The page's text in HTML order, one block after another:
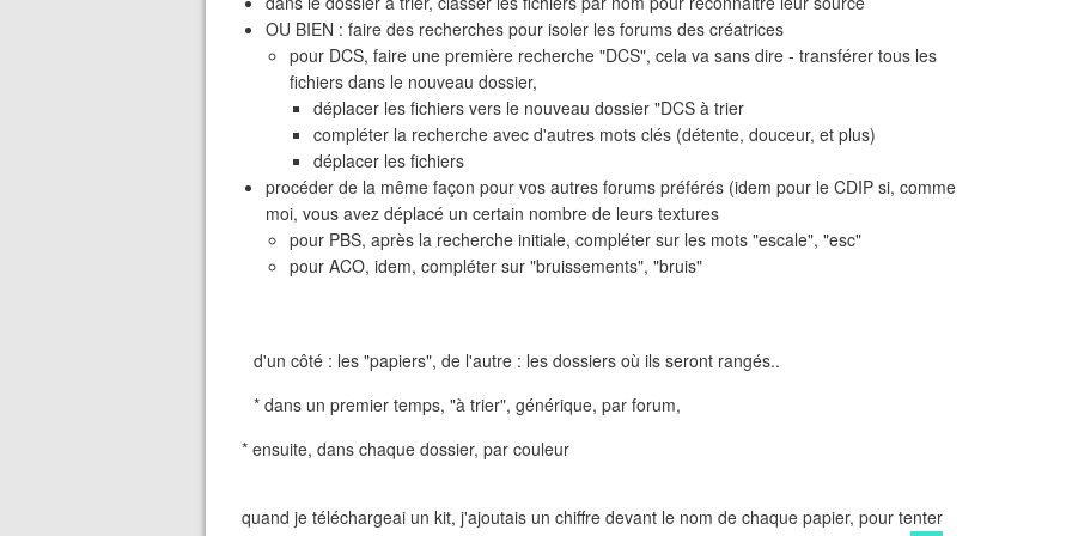
OU BIEN : faire des recherches pour isoler les forums des créatrices
pour DCS, faire une première recherche "DCS", cela va sans dire - transférer tous les
fichiers dans le nouveau dossier,
déplacer les fichiers vers le nouveau dossier "DCS à trier
compléter la recherche avec d'autres mots clés (détente, douceur, et plus)
déplacer les fichiers
procéder de la même façon pour vos autres forums préférés (idem pour le CDIP si, comme
moi, vous avez déplacé un certain nombre de leurs textures
pour PBS, après la recherche initiale, compléter sur les mots "escale", "esc"
pour ACO, idem, compléter sur "bruissements", "bruis"
d'un côté : les "papiers", de l'autre : les dossiers où ils seront rangés..
* dans un premier temps, "à trier", générique, par forum,
* ensuite, dans chaque dossier, par couleur
quand je téléchargeai un kit, j'ajoutais un chiffre devant le nom de chaque papier, pour tenter